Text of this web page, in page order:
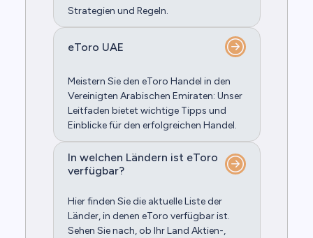
Strategien und Regeln.
eToro UAE
Meistern Sie den eToro Handel in den
Vereinigten Arabischen Emiraten: Unser
Leitfaden bietet wichtige Tipps und
Einblicke für den erfolgreichen Handel.
In welchen Ländern ist eToro
verfügbar?
Hier finden Sie die aktuelle Liste der
Länder, in denen eToro verfügbar ist.
Sehen Sie nach, ob Ihr Land Aktien-,